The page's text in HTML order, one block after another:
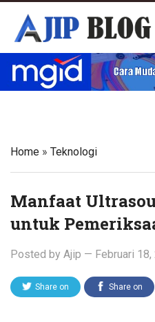
Ajip Blog
Home » Teknologi
Manfaat
untuk
Posted by Ajip — Februari 18,
Share on Share on